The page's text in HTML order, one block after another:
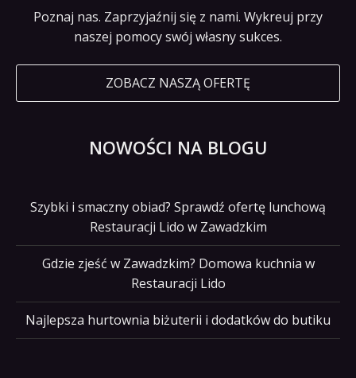
Poznaj nas. Zaprzyjaźnij się z nami. Wykreuj przy
naszej pomocy swój własny sukces.
ZOBACZ NASZĄ OFERTĘ
NOWOŚCI NA BLOGU
Szybki i smaczny obiad? Sprawdź ofertę lunchową
Restauracji Lido w Zawadzkim
Gdzie zjeść w Zawadzkim? Domowa kuchnia w
Restauracji Lido
Najlepsza hurtownia biżuterii i dodatków do butiku